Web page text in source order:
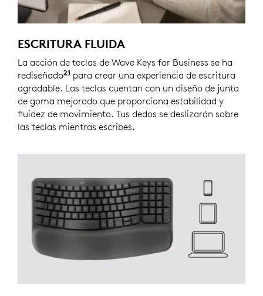
ESCRITURA FLUIDA
La acción de teclas de Wave Keys for Business se ha
rediseñado21 en comparación con el teclado Logitech
para crear una experiencia de escritura
agradable. Las teclas cuentan con un diseño de junta
de goma mejorado que proporciona estabilidad y
fluidez de movimiento. Tus dedos se deslizarán sobre
las teclas mientras escribes.